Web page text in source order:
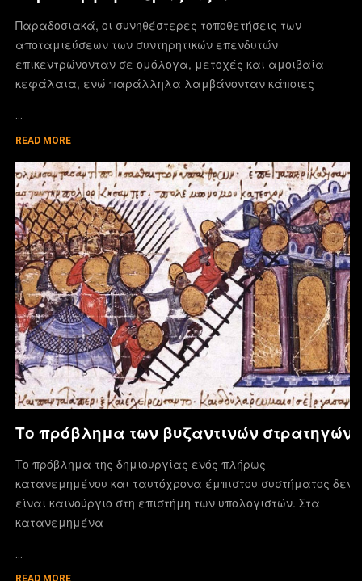
Παραδοσιακά, οι συνηθέστερες τοποθετήσεις των
αποταμιεύσεων των συντηρητικών επενδυτών
επικεντρώνονταν σε ομόλογα, μετοχές και αμοιβαία
κεφάλαια, ενώ παράλληλα λαμβάνονταν κάποιες
…
READ MORE
Το πρόβλημα των βυζαντινών στρατηγών
Το πρόβλημα της δημιουργίας ενός πλήρως
κατανεμημένου και ταυτόχρονα έμπιστου συστήματος δεν
είναι καινούργιο στη επιστήμη των υπολογιστών. Στα
κατανεμημένα
READ MORE